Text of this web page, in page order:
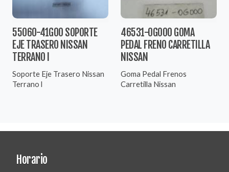
55060-41G00 SOPORTE
EJE TRASERO NISSAN
TERRANO I
Soporte Eje Trasero Nissan
Terrano l
46531-0G000 GOMA
PEDAL FRENO CARRETILLA
NISSAN
Goma Pedal Frenos
Carretilla Nissan
Horario